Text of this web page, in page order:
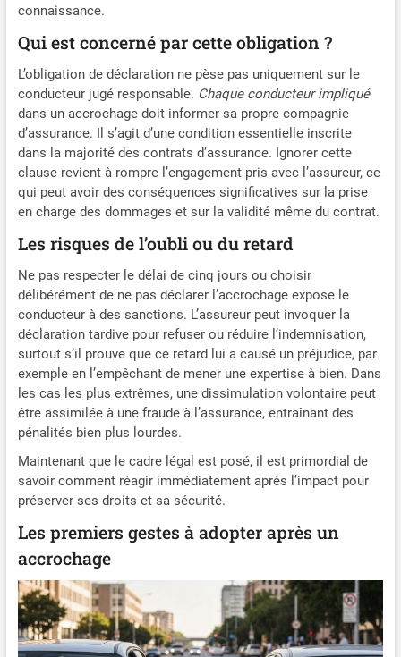
connaissance.
Qui est concerné par cette obligation ?
L’obligation de déclaration ne pèse pas uniquement sur le
conducteur jugé responsable. Chaque conducteur impliqué
dans un accrochage doit informer sa propre compagnie
d’assurance. Il s’agit d’une condition essentielle inscrite
dans la majorité des contrats d’assurance. Ignorer cette
clause revient à rompre l’engagement pris avec l’assureur, ce
qui peut avoir des conséquences significatives sur la prise
en charge des dommages et sur la validité même du contrat.
Les risques de l’oubli ou du retard
Ne pas respecter le délai de cinq jours ou choisir
délibérément de ne pas déclarer l’accrochage expose le
conducteur à des sanctions. L’assureur peut invoquer la
déclaration tardive pour refuser ou réduire l’indemnisation,
surtout s’il prouve que ce retard lui a causé un préjudice, par
exemple en l’empêchant de mener une expertise à bien. Dans
les cas les plus extrêmes, une dissimulation volontaire peut
être assimilée à une fraude à l’assurance, entraînant des
pénalités bien plus lourdes.
Maintenant que le cadre légal est posé, il est primordial de
savoir comment réagir immédiatement après l’impact pour
préserver ses droits et sa sécurité.
Les premiers gestes à adopter après un
accrochage